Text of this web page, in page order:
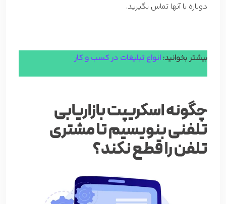
دوباره با آنها تماس بگیرید.
بیشتر بخوانید: انواع تبلیغات در کسب و کار
چگونه اسکریپت بازاریابی
تلفنی بنویسیم تا مشتری
تلفن را قطع نکند؟